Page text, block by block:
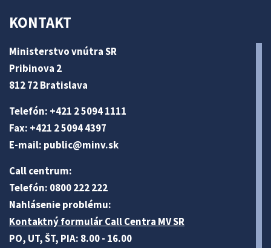
KONTAKT
Ministerstvo vnútra SR
Pribinova 2
812 72 Bratislava
Telefón: +421 2 5094 1111
Fax: +421 2 5094 4397
E-mail: public@minv.sk
Call centrum:
Telefón: 0800 222 222
Nahlásenie problému:
Kontaktný formulár Call Centra MV SR
PO, UT, ŠT, PIA: 8.00 - 16.00